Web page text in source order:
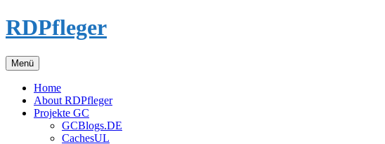
Zum
Inhalt
RDPfleger
Menü
Home
About RDPfleger
Projekte GC
GCBlogs.DE
CachesUL